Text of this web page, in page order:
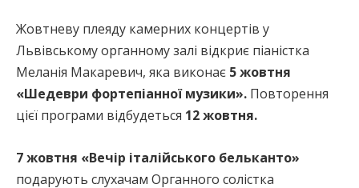
Жовтневу плеяду камерних концертів у
Львівському органному залі відкриє піаністка
Меланія Макаревич, яка виконає 5 жовтня
«Шедеври фортепіанної музики». Повторення
цієї програми відбудеться 12 жовтня.
7 жовтня «Вечір італійського бельканто»
подарують слухачам Органного солістка